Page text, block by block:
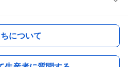
について